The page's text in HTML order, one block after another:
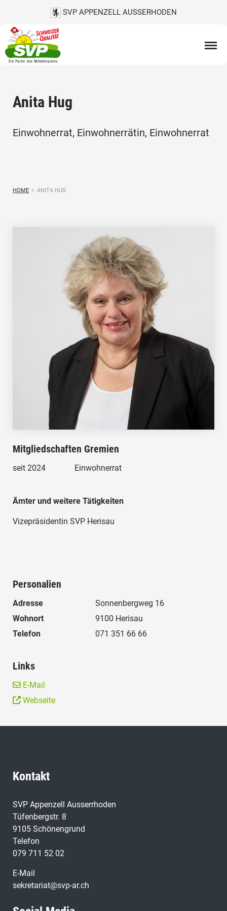
SVP APPENZELL AUSSERHODEN
Anita Hug
Einwohnerrat, Einwohnerrätin, Einwohnerrat
HOME > ANITA HUG
Mitgliedschaften Gremien
seit 2024 Einwohnerrat
Ämter und weitere Tätigkeiten
Vizepräsidentin SVP Herisau
Personalien
Adresse
Sonnenbergweg 16
Wohnort
9100 Herisau
Telefon
071 351 66 66
Links
E-Mail
Webseite
Kontakt
SVP Appenzell Ausserrhoden
Tüfenbergstr. 8
9105 Schönengrund
Telefon
079 711 52 02
E-Mail
sekretariat@svp-ar.ch